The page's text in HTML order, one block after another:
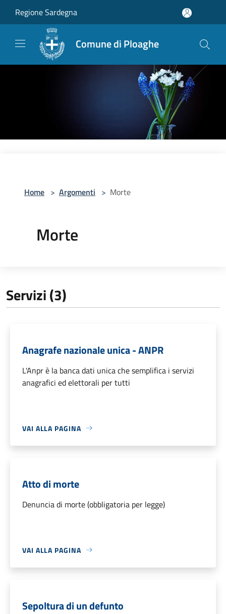
Regione Sardegna
Comune di Ploaghe
Home > Argomenti > Morte
Morte
Servizi (3)
Anagrafe nazionale unica - ANPR
L'Anpr è la banca dati unica che semplifica i servizi
anagrafici ed elettorali per tutti
VAI ALLA PAGINA
Atto di morte
Denuncia di morte (obbligatoria per legge)
VAI ALLA PAGINA
Sepoltura di un defunto